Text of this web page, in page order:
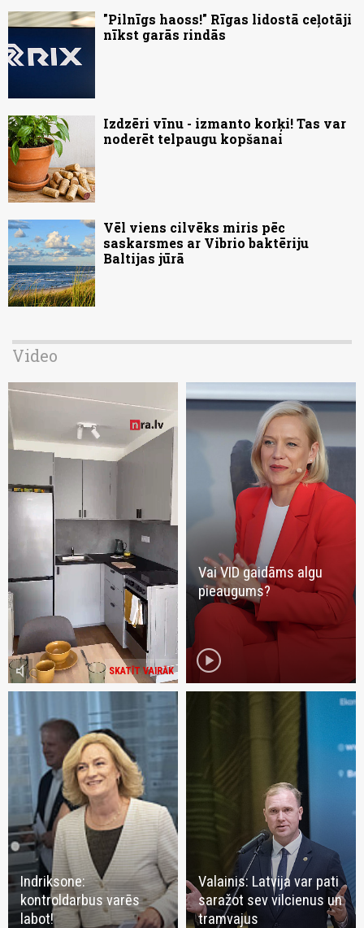
"Pilnīgs haoss!" Rīgas lidostā ceļotāji
nīkst garās rindās
Izdzēri vīnu - izmanto korķi! Tas var
noderēt telpaugu kopšanai
Vēl viens cilvēks miris pēc
saskarsmes ar Vibrio baktēriju
Baltijas jūrā
Video
SKATĪT VAIRĀK
volume_mute
Vai VID gaidāms algu
pieaugums?
play_circle
Indriksone:
kontroldarbus varēs
labot!
Valainis: Latvija var pati
saražot sev vilcienus un
tramvajus